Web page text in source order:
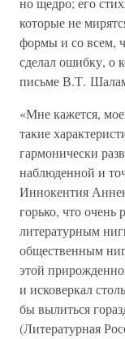
которые не
формы и со всем,
сделал ошибку, о
письме В.Т.
«Мне кажется,
такие
гармонически
наблюденной и
Иннокентия
горько, что очень
литературным
общественным
этой
и исковеркал
бы вылиться
(Литературная